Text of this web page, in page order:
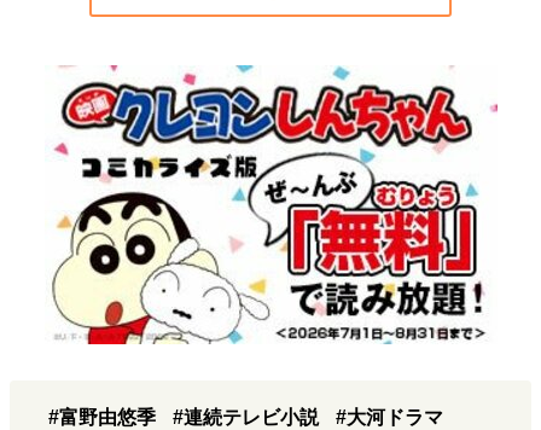
#富野由悠季 #連続テレビ小説
#大河ドラマ